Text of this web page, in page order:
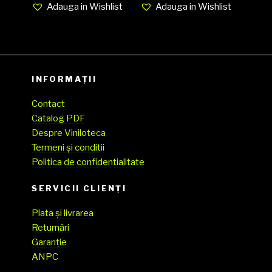
EX cover
Adauga in Wishlist Adauga in Wishlist
INFORMAȚII
Contact
Catalog PDF
Despre Viniloteca
Termeni și conditii
Politica de confidentialitate
SERVICII CLIENŢI
Plata și livrarea
Returnări
Garanție
ANPC